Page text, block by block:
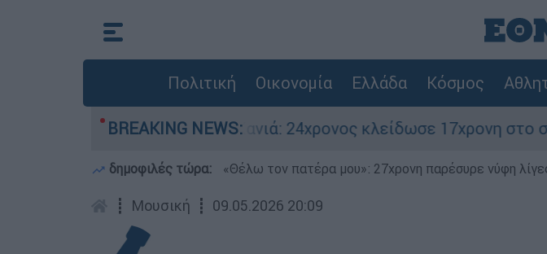
Πολιτική Οικονομία Ελλάδα Κόσμος
BREAKING NEWS:
Χανιά: 24χρονος κλείδωσε 17χρονη στο σπίτι του – Την
δημοφιλές τώρα: «Θέλω τον πατέρα μου»: 27χρονη παρέσυρε νύφη
┋ Μουσική ┋ 09.05.2026 20:09